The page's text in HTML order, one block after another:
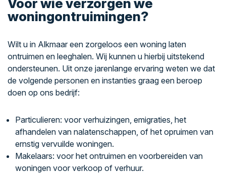
Voor wie verzorgen we
woningontruimingen?
Wilt u in Alkmaar een zorgeloos een woning laten
ontruimen en leeghalen. Wij kunnen u hierbij uitstekend
ondersteunen. Uit onze jarenlange ervaring weten we dat
de volgende personen en instanties graag een beroep
doen op ons bedrijf:
Particulieren: voor verhuizingen, emigraties, het
afhandelen van nalatenschappen, of het opruimen van
ernstig vervuilde woningen.
Makelaars: voor het ontruimen en voorbereiden van
woningen voor verkoop of verhuur.